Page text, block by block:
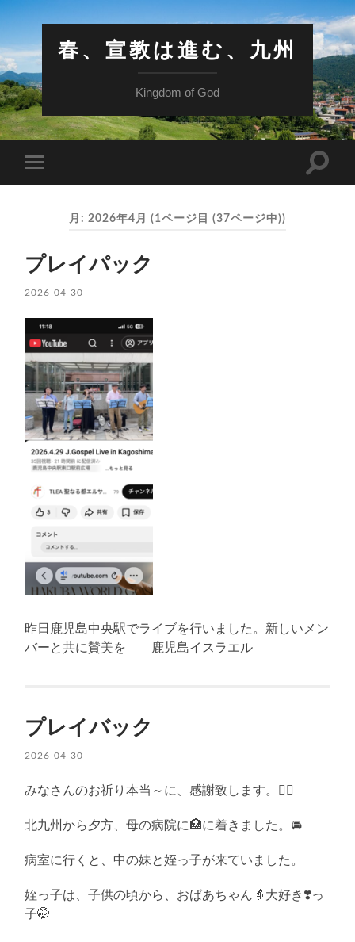
春、宣教は進む、九州
Kingdom of God
バ
ュ
ー
を
切
え
る
検
月: 2026年4月 (1ページ目 (37ページ中))
プレイパック
2026-04-30
昨日鹿児島中央駅でライブを行いました。新しいメン
バーと共に賛美を 鹿児島イスラエル
プレイバック
2026-04-30
みなさんのお祈り本当～に、感謝致します。🙇‍♀️
北九州から夕方、母の病院に🏥に着きました。🚘
病室に行くと、中の妹と姪っ子が来ていました。
姪っ子は、子供の頃から、おばあちゃん👵大好き❣️っ
子🤭